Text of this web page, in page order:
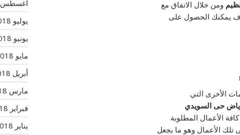
ومن خلال الاتفاق مع
يمكنك الحصول على
الأخرى التي
حى السويدي
كافة الأعمال المطلوبة
تلك الأعمال وهو ما يجعل
أغسطس 2018
يوليو 2018
يونيو 2018
مايو 2018
أبريل 2018
مارس 2018
فبراير 2018
يناير 2018